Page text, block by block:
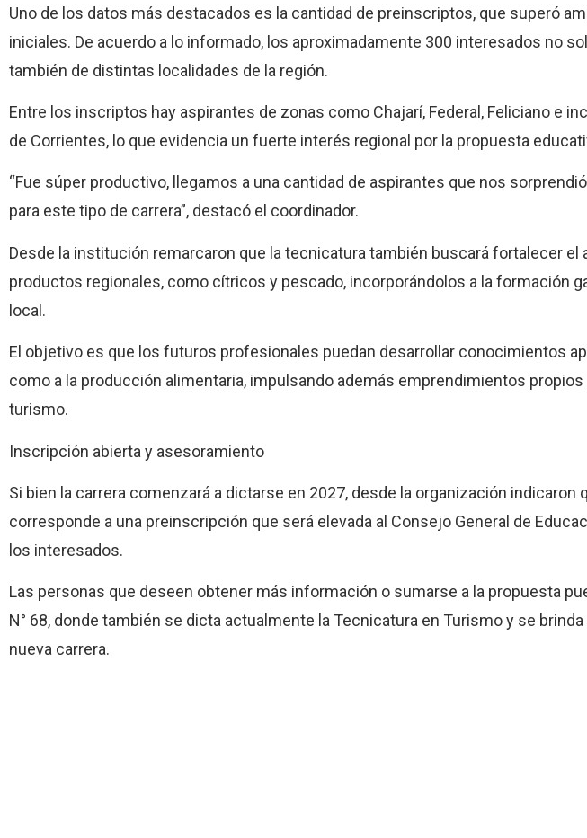
Uno de los datos más destacados es la cantidad de preinscriptos, que superó
iniciales. De acuerdo a lo informado, los aproximadamente 300 interesados no
también de distintas localidades de la región.
Entre los inscriptos hay aspirantes de zonas como Chajarí, Federal, Feliciano e
de Corrientes, lo que evidencia un fuerte interés regional por la propuesta
“Fue súper productivo, llegamos a una cantidad de aspirantes que nos
para este tipo de carrera”, destacó el coordinador.
Desde la institución remarcaron que la tecnicatura también buscará fortalecer el
productos regionales, como cítricos y pescado, incorporándolos a la formación
local.
El objetivo es que los futuros profesionales puedan desarrollar conocimientos
como a la producción alimentaria, impulsando además emprendimientos
turismo.
Inscripción abierta y asesoramiento
Si bien la carrera comenzará a dictarse en 2027, desde la organización indicaron
corresponde a una preinscripción que será elevada al Consejo General de
los interesados.
Las personas que deseen obtener más información o sumarse a la propuesta
N° 68, donde también se dicta actualmente la Tecnicatura en Turismo y se
nueva carrera.